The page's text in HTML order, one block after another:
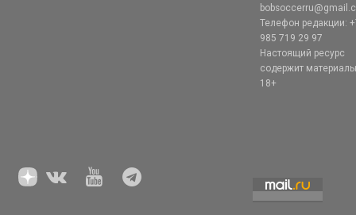
Телефон редакции:
985 719 29 97
Настоящий ресурс
содержит
18+